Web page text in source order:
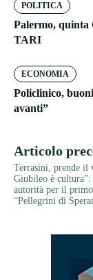
POLITICA
Palermo, quinta
TARI
ECONOMIA
Policlinico,
avanti”
Articolo
Terrasini, prende il
Giubileo è cultura”:
autorità per il
“Pellegrini di